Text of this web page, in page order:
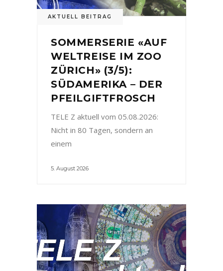
AKTUELL BEITRAG
SOMMERSERIE «AUF
WELTREISE IM ZOO
ZÜRICH» (3/5):
SÜDAMERIKA – DER
PFEILGIFTFROSCH
TELE Z aktuell vom 05.08.2026:
Nicht in 80 Tagen, sondern an
einem
5. August 2026